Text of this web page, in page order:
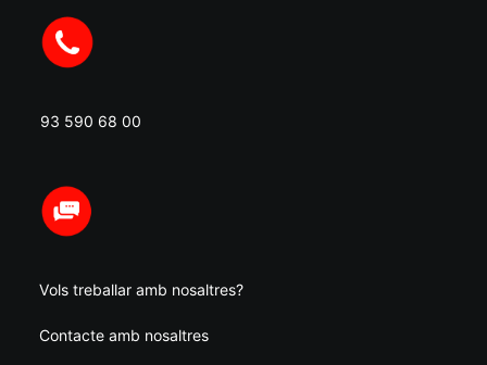
93 590 68 00
Vols treballar amb nosaltres?
Contacte amb nosaltres